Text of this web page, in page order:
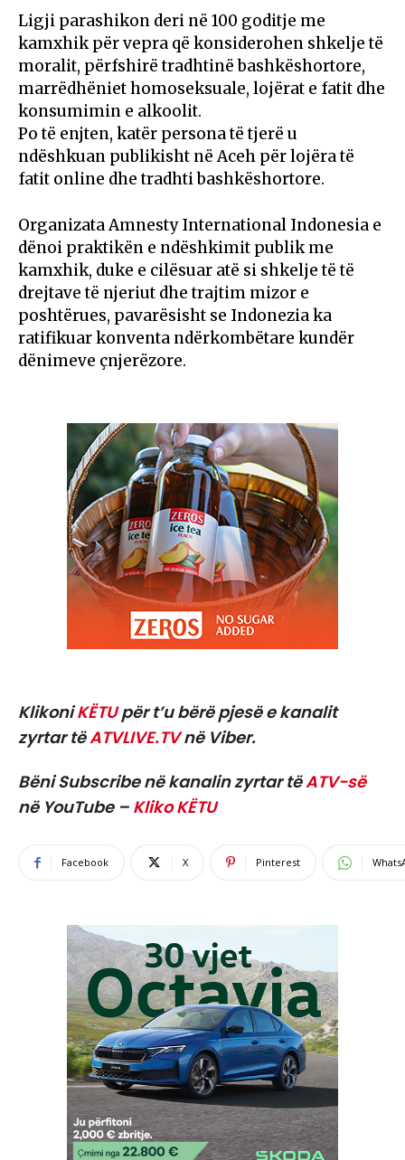
Ligji parashikon deri në 100 goditje me
kamxhik për vepra që konsiderohen shkelje të
moralit, përfshirë tradhtinë bashkëshortore,
marrëdhëniet homoseksuale, lojërat e fatit dhe
konsumimin e alkoolit.
Po të enjten, katër persona të tjerë u
ndëshkuan publikisht në Aceh për lojëra të
fatit online dhe tradhti bashkëshortore.
Organizata Amnesty International Indonesia e
dënoi praktikën e ndëshkimit publik me
kamxhik, duke e cilësuar atë si shkelje të të
drejtave të njeriut dhe trajtim mizor e
poshtërues, pavarësisht se Indonezia ka
ratifikuar konventa ndërkombëtare kundër
dënimeve çnjerëzore.
KlikoniKËTUpër t’u bërë pjesë e kanalit
zyrtar tëATVLIVE.TVnë Viber.
Bëni Subscribe në kanalin zyrtar tëATV-së
në YouTube – Kliko KËTU
Facebook X Pinterest